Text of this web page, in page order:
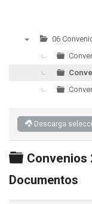
06
Descarga
Carpeta
Convenios
Documentos